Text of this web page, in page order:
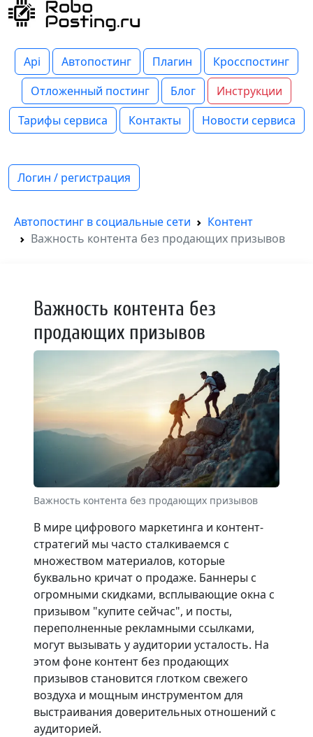
Api Автопостинг Плагин
Кросспостинг
Отложенный постинг
Блог
Инструкции
Тарифы сервиса
Контакты Новости сервиса
Логин / регистрация
Автопостинг в социальные сети
Контент
Важность контента без продающих призывов
Важность контента без
продающих призывов
Важность контента без продающих призывов
В мире цифрового маркетинга и контент-
стратегий мы часто сталкиваемся с
множеством материалов, которые
буквально кричат о продаже. Баннеры с
огромными скидками, всплывающие окна с
призывом "купите сейчас", и посты,
переполненные рекламными ссылками,
могут вызывать у аудитории усталость. На
этом фоне контент без продающих
призывов становится глотком свежего
воздуха и мощным инструментом для
выстраивания доверительных отношений с
аудиторией.